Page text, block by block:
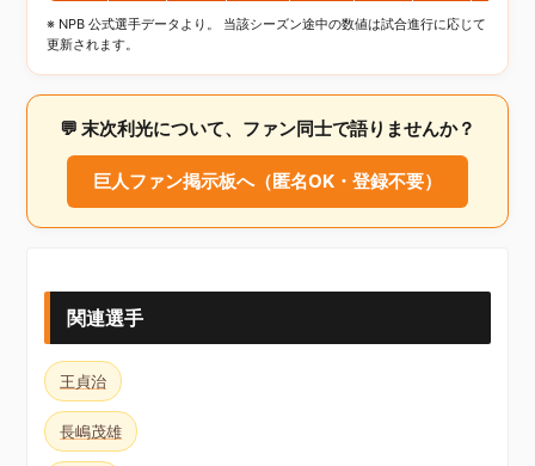
※ NPB 公式選手データより。 当該シーズン途中の数値は試合進行に応じて
更新されます。
💬 末次利光について、ファン同士で語りませんか？
巨人ファン掲示板へ（匿名OK・登録不要）
関連選手
王貞治
長嶋茂雄